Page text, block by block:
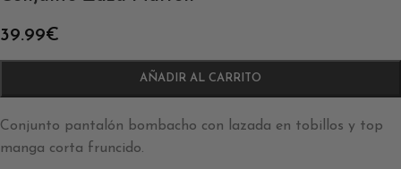
39.99€
AÑADIR AL CARRITO
Conjunto pantalón bombacho con lazada en tobillos y top
manga corta fruncido.